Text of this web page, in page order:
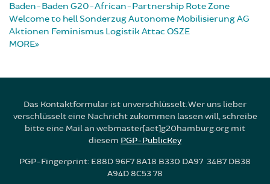
Baden-Baden G20-African-Partnership Rote Zone
Welcome to hellSonderzugAutonome MobilisierungAG
Aktionen Feminismus Logistik Attac OSZE
MORE
Das Kontaktformular ist unverschlüsselt. Wer uns lieber
verschlüsselt eine Nachricht zukommen lassen will, schreibe
bitte eine Mail an webmaster[aet]g20hamburg.org mit
diesem PGP-PublicKey
PGP-Fingerprint: E88D 96F7 8A18 B330 DA97 34B7 DB38
A94D 8C53 78